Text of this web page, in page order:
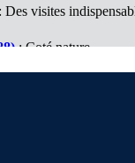
: Des visites
: Coté nature